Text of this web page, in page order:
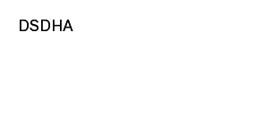
DSDHA
DSDHA